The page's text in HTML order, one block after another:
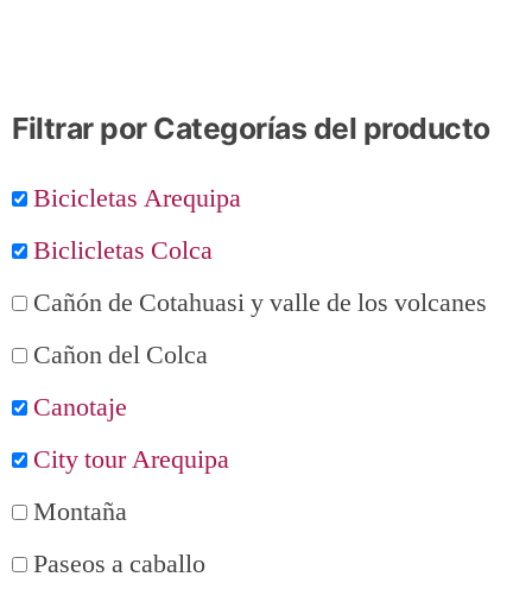
Filtrar por Categorías del producto
Bicicletas Arequipa
Biclicletas Colca
Cañón de Cotahuasi y valle de los volcanes
Cañon del Colca
Canotaje
City tour Arequipa
Montaña
Paseos a caballo